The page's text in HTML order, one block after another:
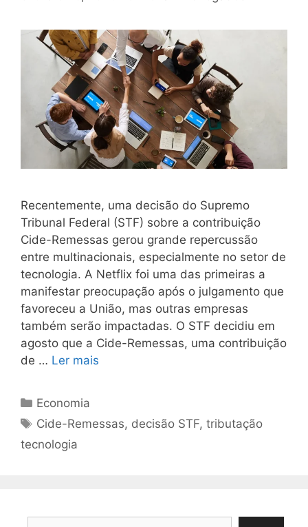
Recentemente, uma decisão do Supremo
Tribunal Federal (STF) sobre a contribuição
Cide-Remessas gerou grande repercussão
entre multinacionais, especialmente no setor de
tecnologia. A Netflix foi uma das primeiras a
manifestar preocupação após o julgamento que
favoreceu a União, mas outras empresas
também serão impactadas. O STF decidiu em
agosto que a Cide-Remessas, uma contribuição
de … Ler mais
Categorias
Economia
Tags
Cide-Remessas, decisão STF,tributação
tecnologia